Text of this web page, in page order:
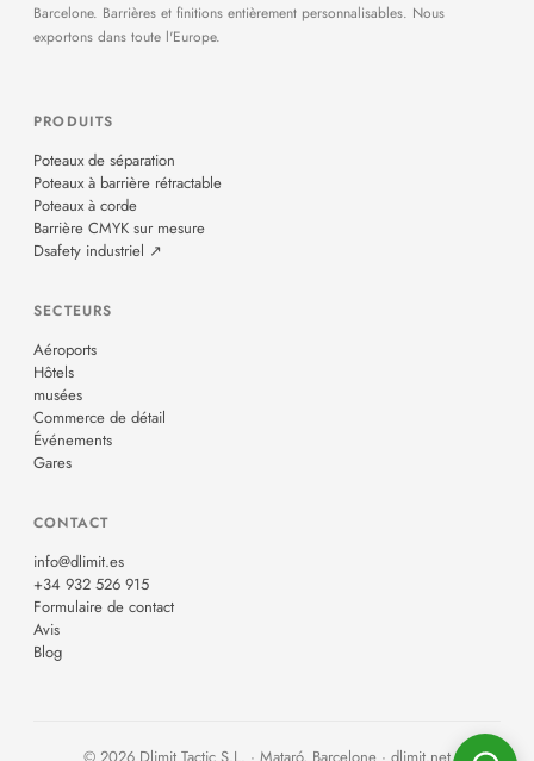
Barcelone. Barrières et finitions entièrement personnalisables. Nous
exportons dans toute l'Europe.
PRODUITS
Poteaux de séparation
Poteaux à barrière rétractable
Poteaux à corde
Barrière CMYK sur mesure
Dsafety industriel ↗
SECTEURS
Aéroports
Hôtels
musées
Commerce de détail
Événements
Gares
CONTACT
info@dlimit.es
+34 932 526 915
Formulaire de contact
Avis
Blog